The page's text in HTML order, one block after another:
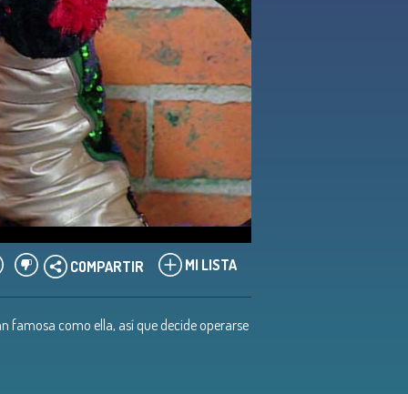
MI LISTA
COMPARTIR
famosa como ella, así que decide operarse